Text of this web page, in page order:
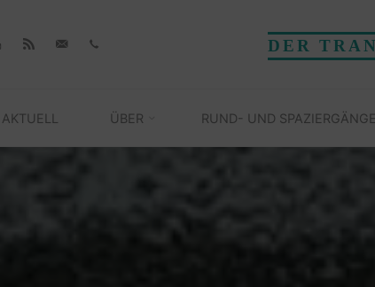
DER
AKTUELL ÜBER RUND- UND SPAZIERGÄNGE